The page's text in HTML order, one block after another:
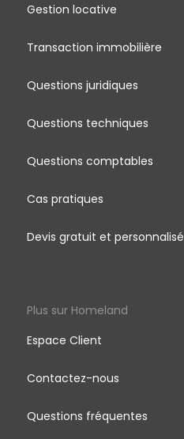
Gestion locative
Transaction immobilière
Questions juridiques
Questions techniques
Questions comptables
Cas pratiques
Devis gratuit et personnalisé
Plus sur Homeland
Espace Client
Contactez-nous
Questions fréquentes